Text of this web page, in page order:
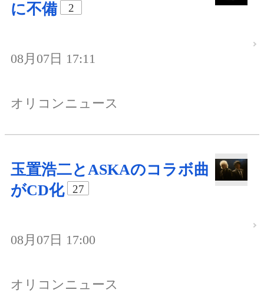
に不備
2
08月07日 17:11
オリコンニュース
玉置浩二とASKAのコラボ曲
がCD化
27
08月07日 17:00
オリコンニュース